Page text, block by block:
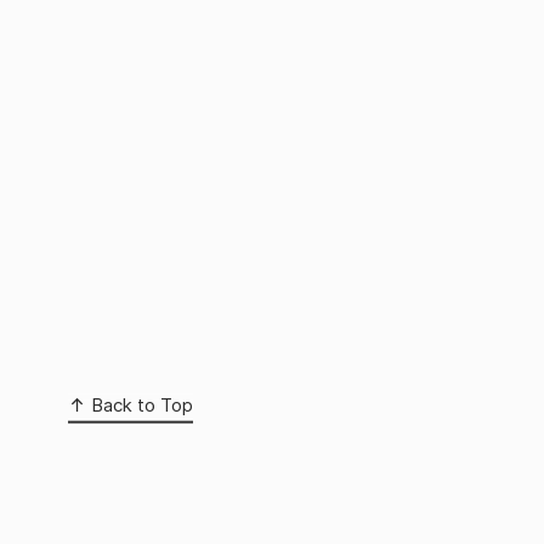
Back to Top